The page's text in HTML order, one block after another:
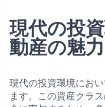
現代の投
動産の魅力
現代の投資環境にお
ます。この資産クラ